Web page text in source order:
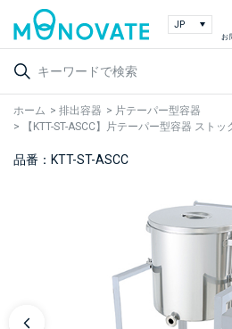
お
ホーム > 排出容器 > 片テーパー型容器
>
【KTT-ST-ASCC】片テーパー型容器 スト
品番：KTT-ST-ASCC